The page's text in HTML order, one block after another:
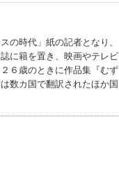
の時代」紙の記者となり、
に籍を置き、映画やテレビ
６歳のときに作品集『むず
数カ国で翻訳されたほか国